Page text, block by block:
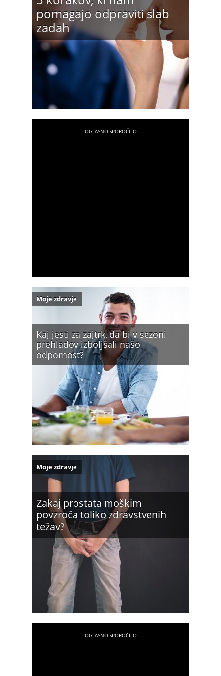
pomagajo odpraviti slab
zadah
Kaj jesti za zajtrk, da bi v sezoni
prehladov izboljšali našo
odpornost?
Moje zdravje
Zakaj prostata moškim
povzroča toliko zdravstvenih
težav?
Moje zdravje